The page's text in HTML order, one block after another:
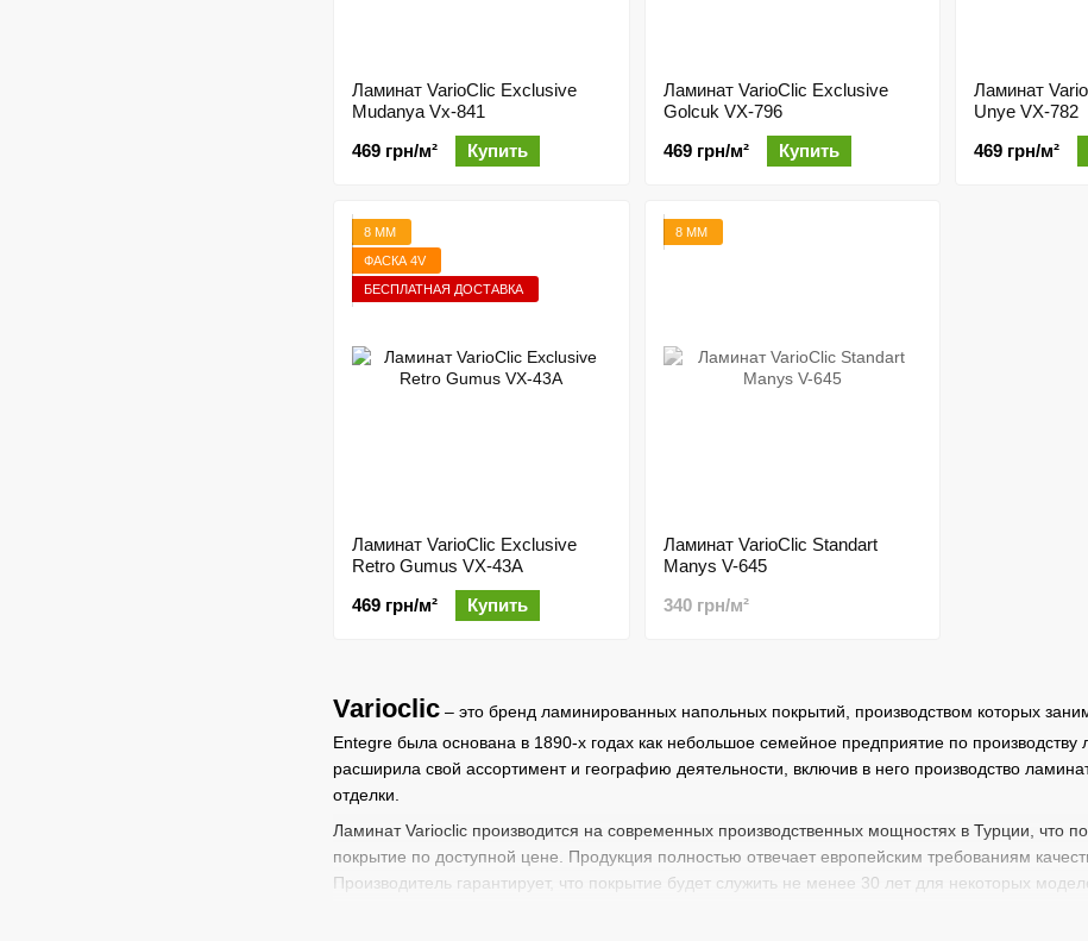
Varioclic – это бренд ламинированных напольных покрытий, производством которых
Entegre была основана в 1890-х годах как небольшое семейное предприятие по
расширила свой ассортимент и географию деятельности, включив в него производство
отделки.
Ламинат Varioclic производится на современных производственных мощностях в Турции, что
покрытие по доступной цене. Продукция полностью отвечает европейским требованиям
Производитель гарантирует, что покрытие будет служить не менее 30 лет для некоторых
Ламинат VarioClic Exclusive
Mudanya Vx-841
469 грн/м²
Купить
Ламинат VarioClic Exclusive
Golcuk VX-796
469 грн/м²
Купить
Ламинат
Unye VX-782
469 грн/м²
8 ММ
ФАСКА 4V
БЕСПЛАТНАЯ ДОСТАВКА
Ламинат VarioClic Exclusive
Retro Gumus VX-43A
469 грн/м²
Купить
8 ММ
Ламинат VarioClic Standart
Manys V-645
340 грн/м²